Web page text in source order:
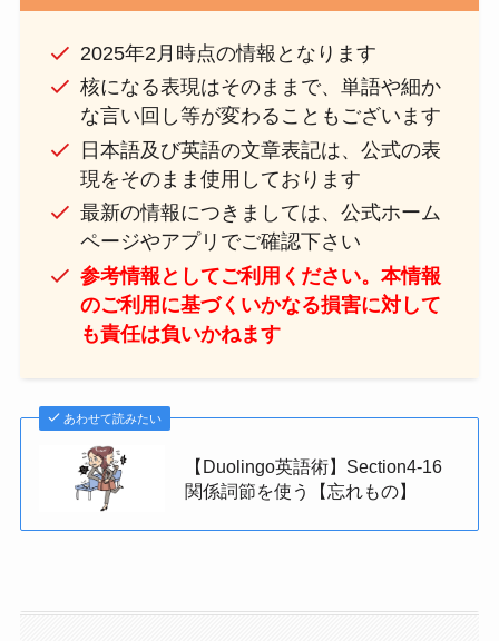
2025年2月時点の情報となります
核になる表現はそのままで、単語や細か
な言い回し等が変わることもございます
日本語及び英語の文章表記は、公式の表
現をそのまま使用しております
最新の情報につきましては、公式ホーム
ページやアプリでご確認下さい
参考情報としてご利用ください。本情報
のご利用に基づくいかなる損害に対して
も責任は負いかねます
あわせて読みたい
【Duolingo英語術】Section4-16
関係詞節を使う【忘れもの】